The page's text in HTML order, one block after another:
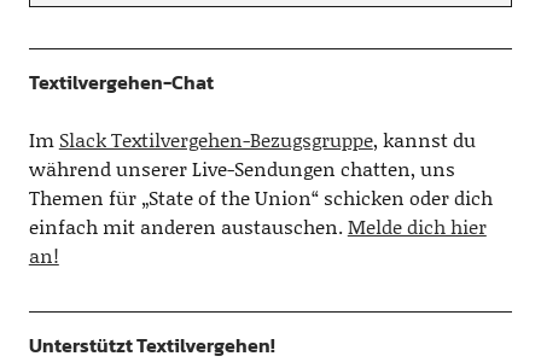
Textilvergehen-Chat
Im Slack Textilvergehen-Bezugsgruppe, kannst du
während unserer Live-Sendungen chatten, uns
Themen für „State of the Union“ schicken oder dich
einfach mit anderen austauschen.Melde dich hier
an!
Unterstützt Textilvergehen!